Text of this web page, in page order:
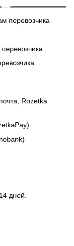
перевозчика
Rozetka
дней.